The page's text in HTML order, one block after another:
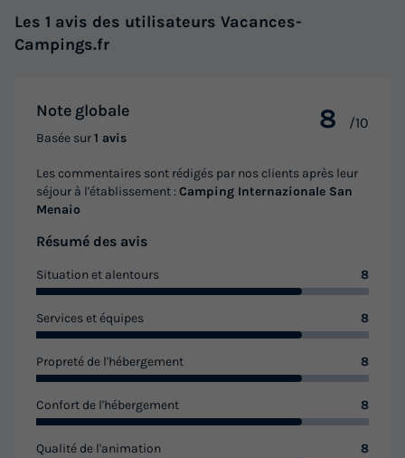
Les 1 avis des utilisateurs Vacances-
Campings.fr
Note globale
Basée sur1 avis
8 /10
Les commentaires sont rédigés par nos clients après leur
séjour à l'établissement :Camping Internazionale San
Menaio
Résumé des avis
Situation et alentours 8
Services et équipes 8
Propreté de l'hébergement 8
Confort de l'hébergement 8
Qualité de l'animation 8